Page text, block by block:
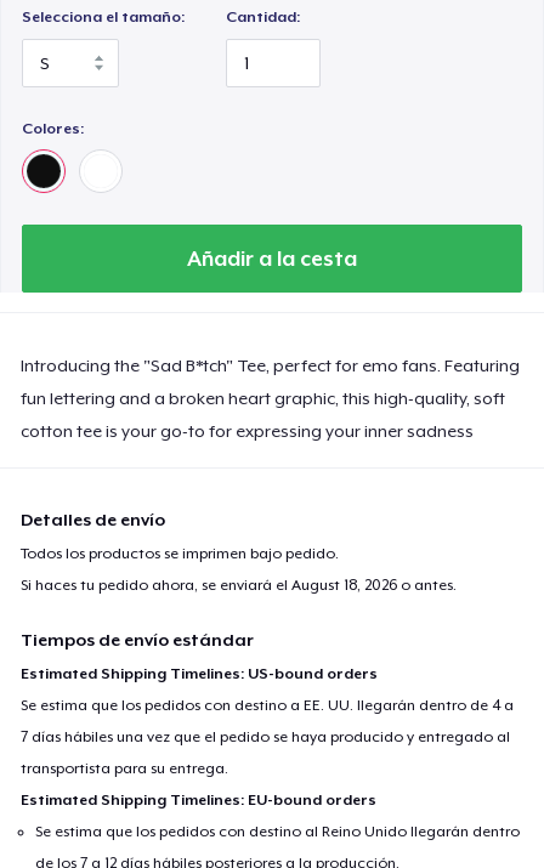
Selecciona el tamaño: Cantidad:
Colores:
Añadir a la cesta
Introducing the "Sad B*tch" Tee, perfect for emo fans. Featuring
fun lettering and a broken heart graphic, this high-quality, soft
cotton tee is your go-to for expressing your inner sadness
Detalles de envío
Todos los productos se imprimen bajo pedido.
Si haces tu pedido ahora, se enviará elAugust 18, 2026 o antes.
Tiempos de envío estándar
Estimated Shipping Timelines: US-bound orders
Se estima que los pedidos con destino a EE. UU. llegarán dentro de 4 a
7 días hábiles una vez que el pedido se haya producido y entregado al
transportista para su entrega.
Estimated Shipping Timelines: EU-bound orders
Se estima que los pedidos con destino al Reino Unido llegarán dentro
de los 7 a 12 días hábiles posteriores a la producción.